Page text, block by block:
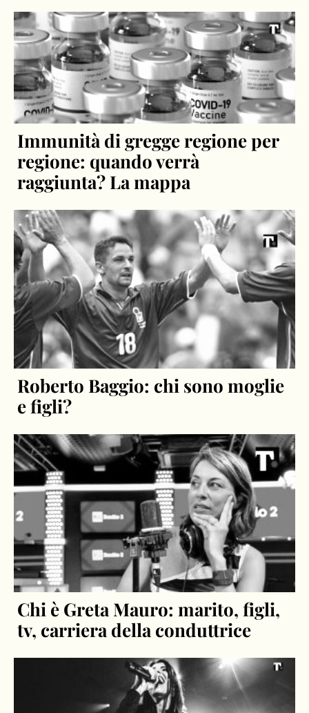
Immunità di gregge regione per
regione: quando verrà
raggiunta? La mappa
Roberto Baggio: chi sono moglie
e figli?
Chi è Greta Mauro: marito, figli,
tv, carriera della conduttrice